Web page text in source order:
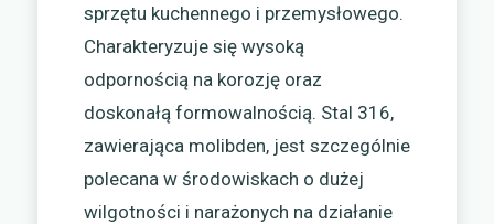
sprzętu kuchennego i przemysłowego.
Charakteryzuje się wysoką
odpornością na korozję oraz
doskonałą formowalnością. Stal 316,
zawierająca molibden, jest szczególnie
polecana w środowiskach o dużej
wilgotności i narażonych na działanie